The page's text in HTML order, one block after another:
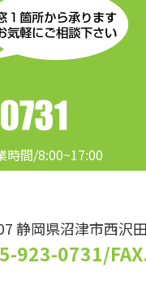
時間/8:00~17:00
静岡県沼津市西沢
923-0731/